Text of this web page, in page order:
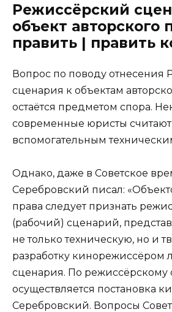
Режиссёрский
объект авторского
править | править
Вопрос по поводу отнесения
сценария к объектам
остаётся предметом спора.
современные юристы считают
вспомогательным
Однако, даже в Советское
Серебровский писал:
права следует признать
(рабочий) сценарий,
не только техническую, но и
разработку кинорежиссёром
сценария. По
осуществляется постановка
Серебровский. Вопросы